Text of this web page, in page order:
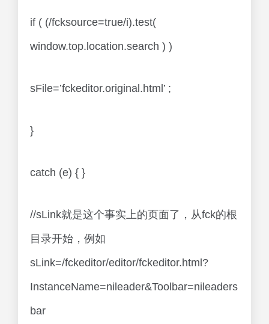
if ( (/fcksource=true/i).test(
window.top.location.search ) )
sFile=’fckeditor.original.html’ ;
}
catch (e) { }
//sLink就是这个事实上的页面了，从fck的根
目录开始，例如
sLink=/fckeditor/editor/fckeditor.html?
InstanceName=nileader&Toolbar=nileaders
bar